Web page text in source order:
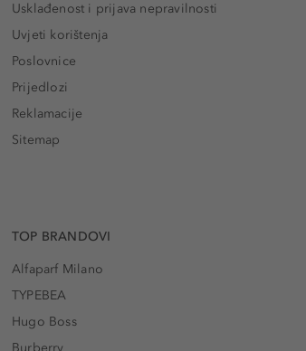
Usklađenost i prijava nepravilnosti
Uvjeti korištenja
Poslovnice
Prijedlozi
Reklamacije
Sitemap
TOP BRANDOVI
Alfaparf Milano
TYPEBEA
Hugo Boss